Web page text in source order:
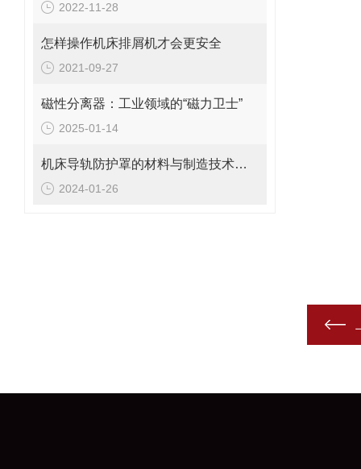
2022-11-28
怎样操作机床排屑机才会更安全
2021-09-27
磁性分离器：工业领域的“磁力卫士”
2025-01-14
机床导轨防护罩的材料与制造技术创新
2024-01-26